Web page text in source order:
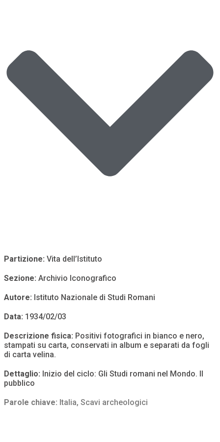
Partizione: Vita dell’Istituto
Sezione: Archivio Iconografico
Autore: Istituto Nazionale di Studi Romani
Data: 1934/02/03
Descrizione fisica: Positivi fotografici in bianco e nero,
stampati su carta, conservati in album e separati da fogli
di carta velina.
Dettaglio: Inizio del ciclo: Gli Studi romani nel Mondo. Il
pubblico
Parole chiave: Italia, Scavi archeologici